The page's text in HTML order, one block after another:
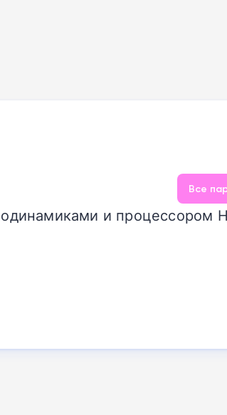
Все
и процессором